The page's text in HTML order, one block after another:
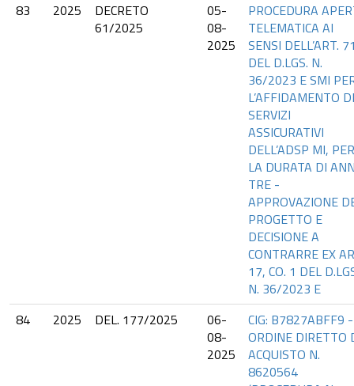
83
2025
DECRETO
61/2025
05-
08-
2025
PROCEDURA
TELEMATICA AI
SENSI DELL’ART.
DEL D.LGS. N.
36/2023 E SMI
L’AFFIDAMENTO
SERVIZI
ASSICURATIVI
DELL’ADSP MI, PER
LA DURATA DI
TRE -
APPROVAZIONE
PROGETTO E
DECISIONE A
CONTRARRE EX
17, CO. 1 DEL
N. 36/2023 E
84
2025 DEL. 177/2025
06-
08-
2025
CIG: B7827ABFF9 -
ORDINE DIRETTO
ACQUISTO N.
8620564